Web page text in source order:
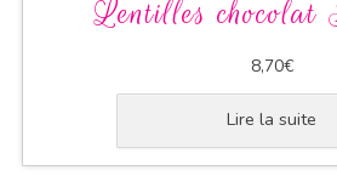
Lentilles chocolat
8,70€
Lire la suite